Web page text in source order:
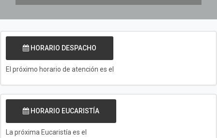
HORARIO DESPACHO
El próximo horario de atención es el
HORARIO EUCARISTÍA
La próxima Eucaristía es el